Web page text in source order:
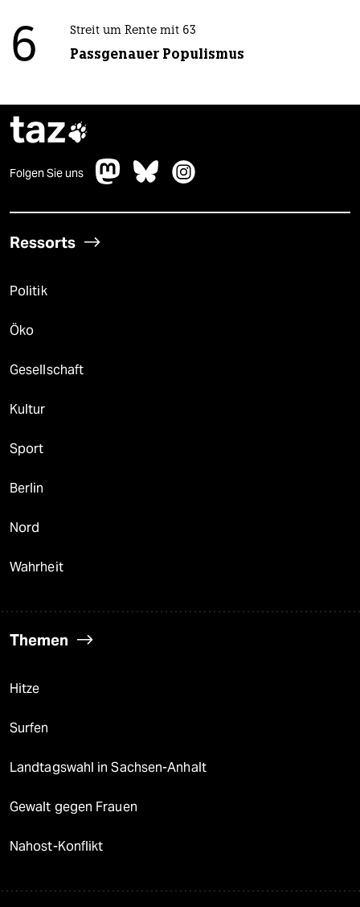
6 Streit um Rente mit 63
Passgenauer Populismus
taz
Folgen Sie uns
Ressorts
Politik
Öko
Gesellschaft
Kultur
Sport
Berlin
Nord
Wahrheit
Themen
Hitze
Surfen
Landtagswahl in Sachsen-Anhalt
Gewalt gegen Frauen
Nahost-Konflikt